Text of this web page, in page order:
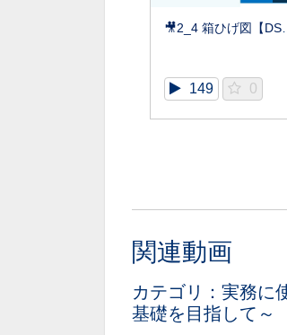
149 0
関連動画
カテゴリ：実務に
基礎を目指して～